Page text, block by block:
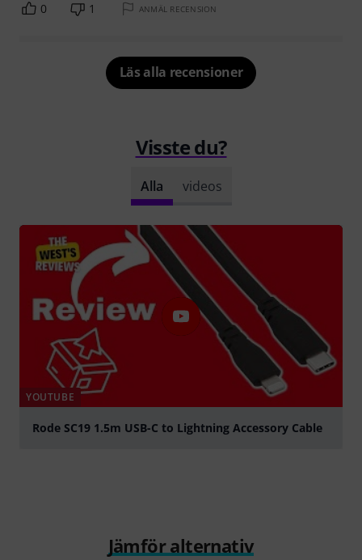
0 1 ANMÄL RECENSION
Läs alla recensioner
Visste du?
Alla videos
YOUTUBE
Rode SC19 1.5m USB-C to Lightning Accessory Cable
Jämför alternativ